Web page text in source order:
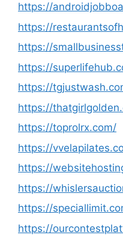
https://
https://
https://
https://
https://
https://
https://toprolrx.com/
https://
https://
https://
https://
https://